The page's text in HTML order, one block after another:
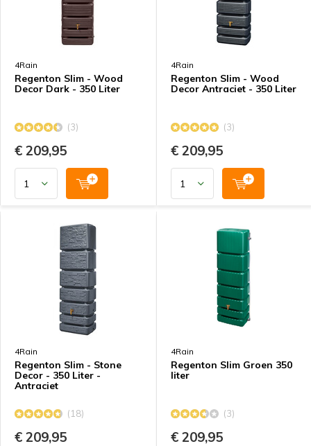
4Rain
Regenton Slim - Wood
Decor Dark - 350 Liter
(3)
€ 209,95
4Rain
Regenton Slim - Wood
Decor Antraciet - 350 Liter
(3)
€ 209,95
4Rain
Regenton Slim - Stone
Decor - 350 Liter -
Antraciet
(18)
€ 209,95
4Rain
Regenton Slim Groen 350
liter
(3)
€ 209,95